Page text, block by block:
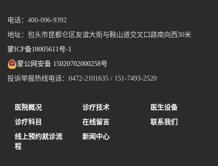
电话：400-096-9392
地址：包头市昆都仑区友谊大街与鞍山道交叉口路南向西30米
蒙ICP备18005611号-1
蒙公网安备 15020702000258号
投诉举报热线电话：0472-2101635 / 151-7493-2520
医院概况 诊疗技术
医生设备
诊疗科目
在线留言
联系我们
线上预约就诊流
程
新闻中心